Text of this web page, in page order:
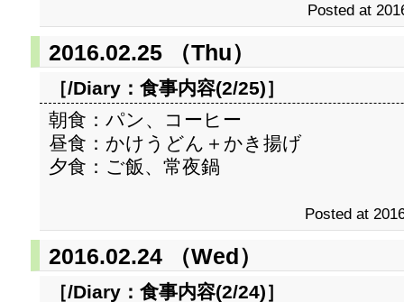
Posted at
2016.02.25 （Thu）
［/Diary： 食事内容(2/25)］
朝食：パン、コーヒー
昼食：かけうどん＋かき揚げ
夕食：ご飯、常夜鍋
Posted at
2016.02.24 （Wed）
［/Diary： 食事内容(2/24)］